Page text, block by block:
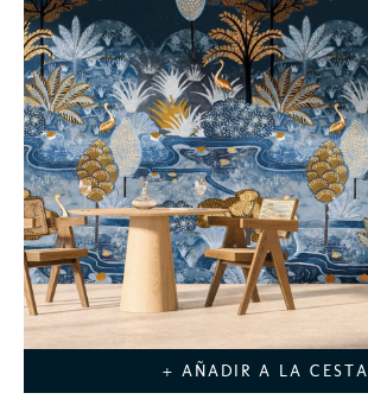
+ AÑADIR A LA CESTA